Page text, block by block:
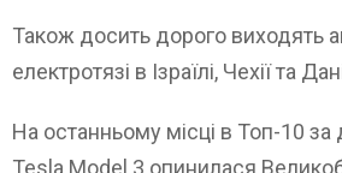
Також досить дорого виходять
електротязі в Ізраїлі, Чехії та
На останньому місці в Топ-10